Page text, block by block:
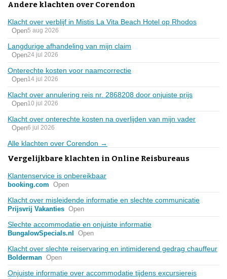
Andere klachten over Corendon
Klacht over verblijf in Mistis La Vita Beach Hotel op Rhodos
Open5 aug 2026
Langdurige afhandeling van mijn claim
Open24 jul 2026
Onterechte kosten voor naamcorrectie
Open14 jul 2026
Klacht over annulering reis nr. 2868208 door onjuiste prijs
Open10 jul 2026
Klacht over onterechte kosten na overlijden van mijn vader
Open6 jul 2026
Alle klachten over Corendon →
Vergelijkbare klachten in Online Reisbureaus
Klantenservice is onbereikbaar
booking.com Open
Klacht over misleidende informatie en slechte communicatie
Prijsvrij Vakanties Open
Slechte accommodatie en onjuiste informatie
BungalowSpecials.nl Open
Klacht over slechte reiservaring en intimiderend gedrag chauffeur
Bolderman Open
Onjuiste informatie over accommodatie tijdens excursiereis